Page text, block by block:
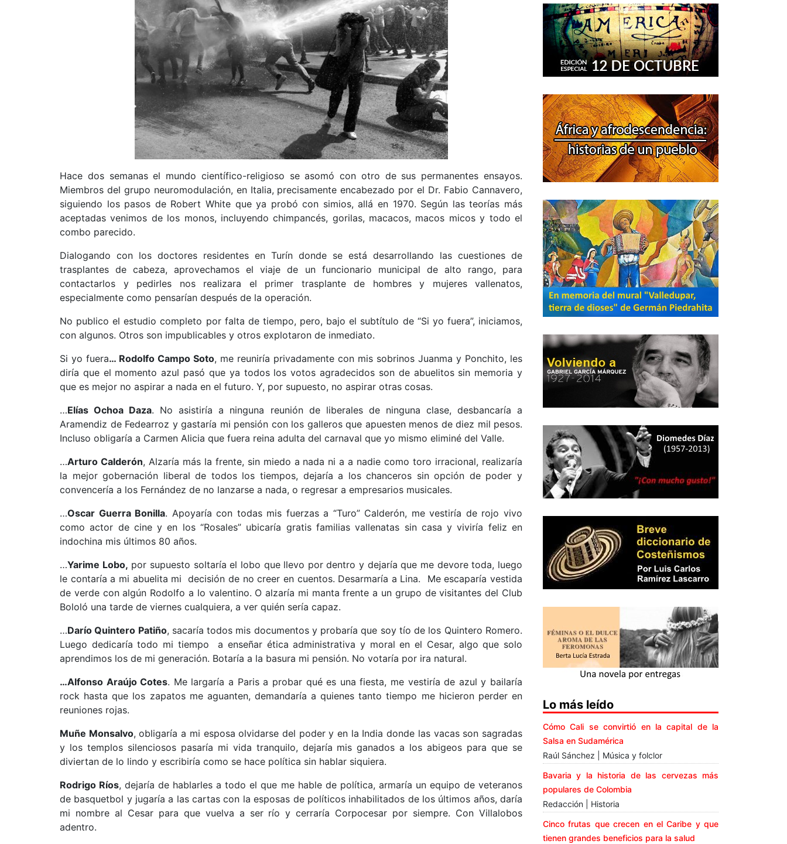
Hace dos semanas el mundo científico-religioso se asomó con otro de sus permanentes ensayos.
Miembros del grupo neuromodulación, en Italia, precisamente encabezado por el Dr. Fabio Cannavero,
siguiendo los pasos de Robert White que ya probó con simios, allá en 1970. Según las teorías más
aceptadas venimos de los monos, incluyendo chimpancés, gorilas, macacos, macos micos y todo el
combo parecido.
Dialogando con los doctores residentes en Turín donde se está desarrollando las cuestiones de
trasplantes de cabeza, aprovechamos el viaje de un funcionario municipal de alto rango, para
contactarlos y pedirles nos realizara el primer trasplante de hombres y mujeres vallenatos,
especialmente como pensarían después de la operación.
No publico el estudio completo por falta de tiempo, pero, bajo el subtítulo de “Si yo fuera”, iniciamos,
con algunos. Otros son impublicables y otros explotaron de inmediato.
Si yo fuera… Rodolfo Campo Soto, me reuniría privadamente con mis sobrinos Juanma y Ponchito, les
diría que el momento azul pasó que ya todos los votos agradecidos son de abuelitos sin memoria y
que es mejor no aspirar a nada en el futuro. Y, por supuesto, no aspirar otras cosas.
…Elías Ochoa Daza. No asistiría a ninguna reunión de liberales de ninguna clase, desbancaría a
Aramendiz de Fedearroz y gastaría mi pensión con los galleros que apuesten menos de diez mil pesos.
Incluso obligaría a Carmen Alicia que fuera reina adulta del carnaval que yo mismo eliminé del Valle.
…Arturo Calderón, Alzaría más la frente, sin miedo a nada ni a a nadie como toro irracional, realizaría
la mejor gobernación liberal de todos los tiempos, dejaría a los chanceros sin opción de poder y
convencería a los Fernández de no lanzarse a nada, o regresar a empresarios musicales.
…Oscar Guerra Bonilla. Apoyaría con todas mis fuerzas a “Turo” Calderón, me vestiría de rojo vivo
como actor de cine y en los “Rosales” ubicaría gratis familias vallenatas sin casa y viviría feliz en
indochina mis últimos 80 años.
…Yarime Lobo, por supuesto soltaría el lobo que llevo por dentro y dejaría que me devore toda, luego
le contaría a mi abuelita mi decisión de no creer en cuentos. Desarmaría a Lina. Me escaparía vestida
de verde con algún Rodolfo a lo valentino. O alzaría mi manta frente a un grupo de visitantes del Club
Bololó una tarde de viernes cualquiera, a ver quién sería capaz.
…Darío Quintero Patiño, sacaría todos mis documentos y probaría que soy tío de los Quintero Romero.
Luego dedicaría todo mi tiempo a enseñar ética administrativa y moral en el Cesar, algo que solo
aprendimos los de mi generación. Botaría a la basura mi pensión. No votaría por ira natural.
…Alfonso Araújo Cotes. Me largaría a Paris a probar qué es una fiesta, me vestiría de azul y bailaría
rock hasta que los zapatos me aguanten, demandaría a quienes tanto tiempo me hicieron perder en
reuniones rojas.
Muñe Monsalvo, obligaría a mi esposa olvidarse del poder y en la India donde las vacas son sagradas
y los templos silenciosos pasaría mi vida tranquilo, dejaría mis ganados a los abigeos para que se
diviertan de lo lindo y escribiría como se hace política sin hablar siquiera.
Rodrigo Ríos, dejaría de hablarles a todo el que me hable de política, armaría un equipo de veteranos
de basquetbol y jugaría a las cartas con la esposas de políticos inhabilitados de los últimos años, daría
mi nombre al Cesar para que vuelva a ser río y cerraría Corpocesar por siempre. Con Villalobos
adentro.
Lo más leído
Cómo Cali se convirtió en la capital de la
Salsa en Sudamérica
Raúl Sánchez | Música y folclor
Bavaria y la historia de las cervezas más
populares de Colombia
Redacción | Historia
Cinco frutas que crecen en el Caribe y que
tienen grandes beneficios para la salud